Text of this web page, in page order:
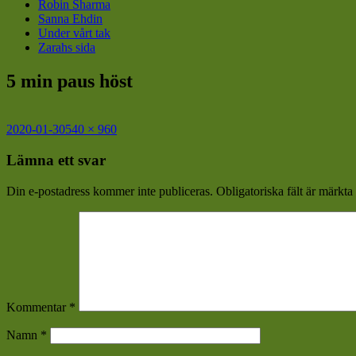
Robin Sharma
Sanna Ehdin
Under vårt tak
Zarahs sida
5 min paus höst
Postat
2020-01-30Full
540 × 960
Lämna ett svar
Din e-postadress kommer inte publiceras. Obligatoriska fält är märkta
Kommentar *
Namn *